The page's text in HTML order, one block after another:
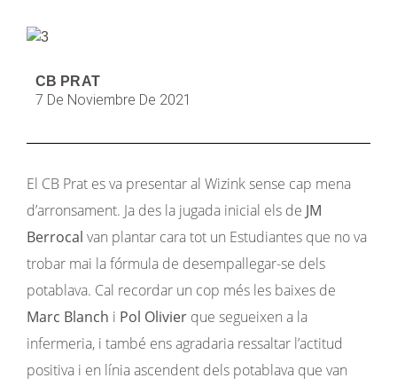
CB PRAT
7 De Noviembre De 2021
El CB Prat es va presentar al Wizink sense cap mena
d’arronsament. Ja des la jugada inicial els de JM
Berrocal van plantar cara tot un Estudiantes que no va
trobar mai la fórmula de desempallegar-se dels
potablava. Cal recordar un cop més les baixes de
Marc Blanch i Pol Olivier que segueixen a la
infermeria, i també ens agradaria ressaltar l’actitud
positiva i en línia ascendent dels potablava que van